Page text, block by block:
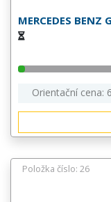
MERCEDES BENZ
Orientační cena:
Položka číslo: 26